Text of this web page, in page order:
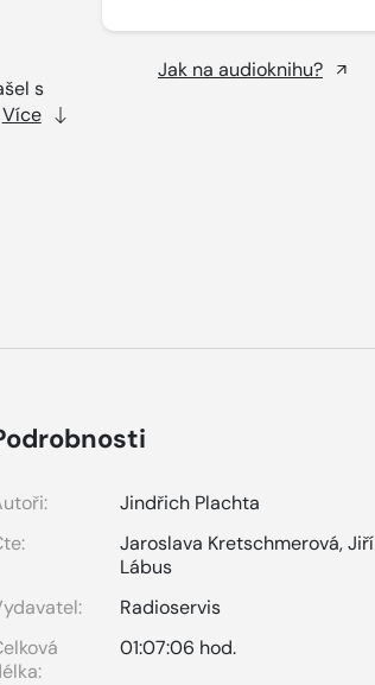
s
Více
Jak na audioknihu?
Jindřich Plachta
Jaroslava Kretschmerová,Jiří
Lábus
Radioservis
01:07:06 hod.